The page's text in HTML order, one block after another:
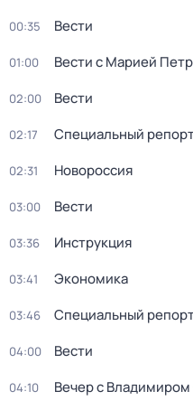
00:35 Вести
01:00 Вести с Марией
02:00 Вести
02:17 Специальный
02:31 Новороссия
03:00 Вести
03:36 Инструкция
03:41 Экономика
03:46 Специальный
04:00 Вести
04:10 Вечер с